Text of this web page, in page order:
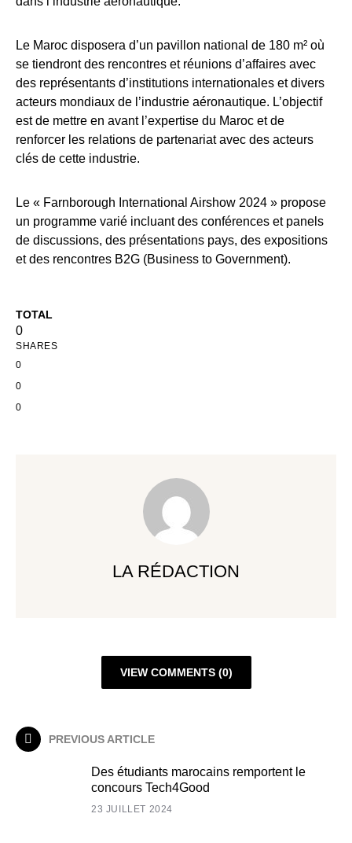
Le Maroc disposera d’un pavillon national de 180 m² où
se tiendront des rencontres et réunions d’affaires avec
des représentants d’institutions internationales et divers
acteurs mondiaux de l’industrie aéronautique. L’objectif
est de mettre en avant l’expertise du Maroc et de
renforcer les relations de partenariat avec des acteurs
clés de cette industrie.
Le « Farnborough International Airshow 2024 » propose
un programme varié incluant des conférences et panels
de discussions, des présentations pays, des expositions
et des rencontres B2G (Business to Government).
TOTAL
0
SHARES
0
0
0
LA RÉDACTION
VIEW COMMENTS (0)
PREVIOUS ARTICLE
Des étudiants marocains remportent le
concours Tech4Good
23 JUILLET 2024